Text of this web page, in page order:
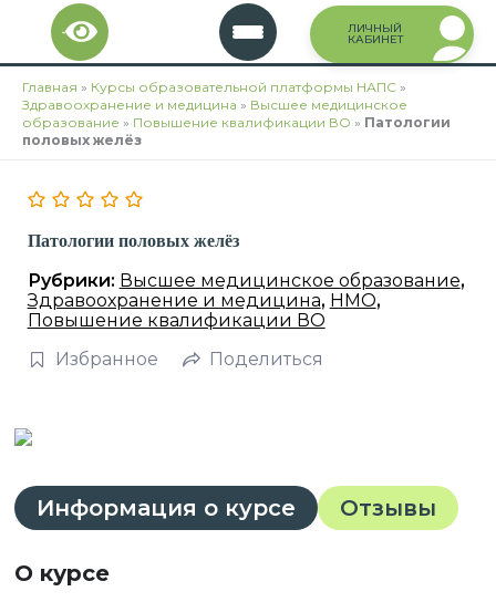
Перейти
содержимому
ЛИЧНЫЙ
КАБИНЕТ
Главная » Курсы образовательной платформы НАПС »
Здравоохранение и медицина » Высшее медицинское
образование » Повышение квалификации ВО » Патологии
половых желёз
Патологии половых желёз
Рубрики: Высшее медицинское образование,
Здравоохранение и медицина, НМО,
Повышение квалификации ВО
Избранное
Поделиться
Информация о курсе Отзывы
О курсе